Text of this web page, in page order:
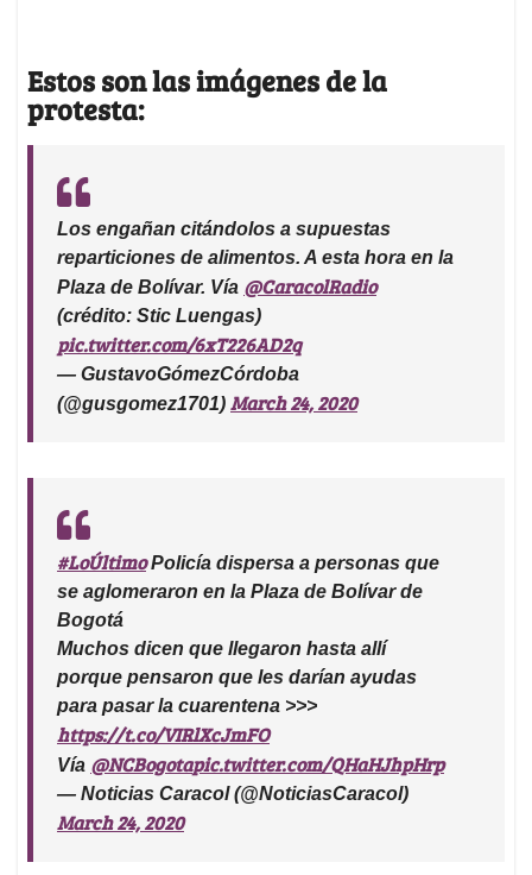
Estos son las imágenes de la
protesta:
Los engañan citándolos a supuestas
reparticiones de alimentos. A esta hora en la
Plaza de Bolívar. Vía @CaracolRadio
(crédito: Stic Luengas)
pic.twitter.com/6xT226AD2q
— GustavoGómezCórdoba
(@gusgomez1701) March 24, 2020
#LoÚltimoPolicía dispersa a personas que
se aglomeraron en la Plaza de Bolívar de
Bogotá
Muchos dicen que llegaron hasta allí
porque pensaron que les darían ayudas
para pasar la cuarentena >>>
https://t.co/VIRlXcJmFO
Vía @NCBogotapic.twitter.com/QHaHJhpHrp
— Noticias Caracol (@NoticiasCaracol)
March 24, 2020